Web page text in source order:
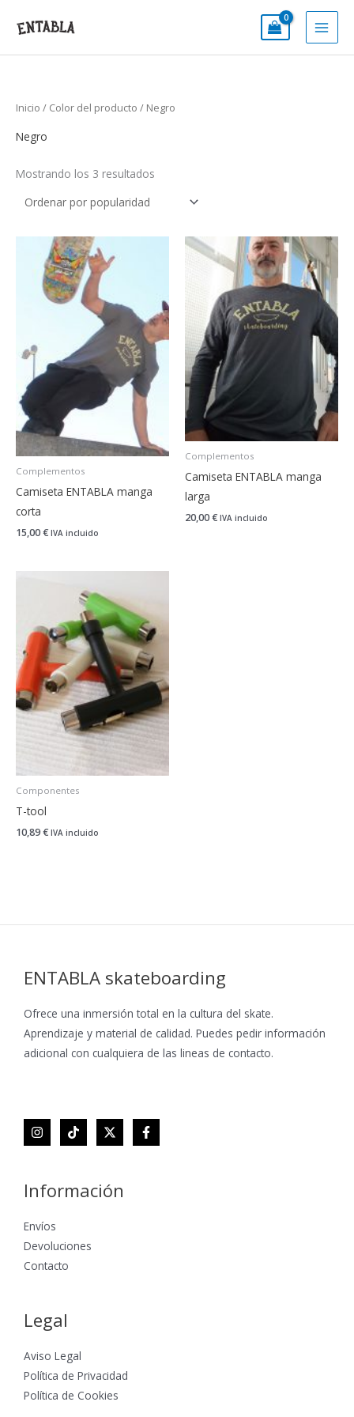
Inicio / Color del producto / Negro
Negro
Mostrando los 3 resultados
Complementos
Camiseta ENTABLA manga
corta
15,00€ IVA incluido
Complementos
Camiseta ENTABLA manga
larga
20,00€ IVA incluido
Componentes
T-tool
10,89€ IVA incluido
ENTABLA skateboarding
Ofrece una inmersión total en la cultura del skate.
Aprendizaje y material de calidad. Puedes pedir información
adicional con cualquiera de las lineas de contacto.
Información
Envíos
Devoluciones
Contacto
Legal
Aviso Legal
Política de Privacidad
Política de Cookies